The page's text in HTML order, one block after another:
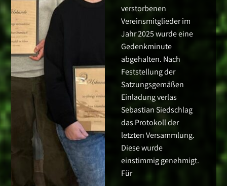
verstorbenen
Vereinsmitglieder im
Jahr 2025 wurde eine
Gedenkminute
abgehalten. Nach
Feststellung der
Satzungsgemäßen
Einladung verlas
Sebastian Siedschlag
das Protokoll der
letzten Versammlung.
Diese wurde
einstimmig genehmigt.
Für